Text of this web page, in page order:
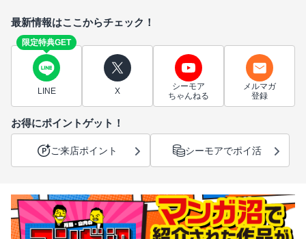
最新情報はここからチェック！
限定特典GET
LINE X
シーモア
ちゃんねる
メルマガ
登録
お得にポイントゲット！
ご来店ポイント シーモアでポイ活